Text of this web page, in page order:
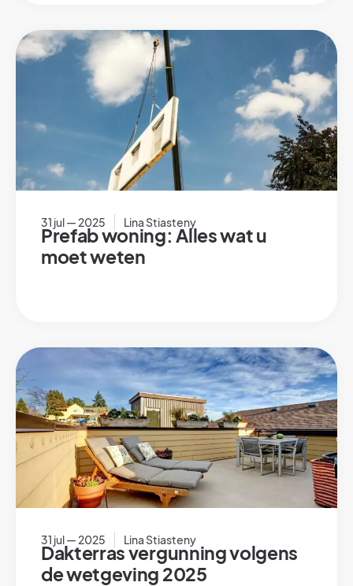
31 jul — 2025 Lina Stiasteny
Prefab woning: Alles wat u
moet weten
31 jul — 2025 Lina Stiasteny
Dakterras vergunning volgens
de wetgeving 2025